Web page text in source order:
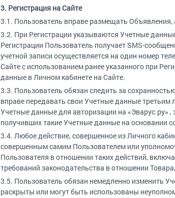
3. Регистрация на Сайте
3.1. Пользователь вправе размещать
3.2. При Регистрации указываются Учетные
Регистрации Пользователь получает SMS-
учетной записи осуществляется на один номер
Сайте с использованием ранее указанного при
данные в Личном кабинете на Сайте.
3.3. Пользователь обязан следить за
вправе передавать свои Учетные данные
Учетные данные для авторизации на «Эварус.ру»
получивших такие Учетные данные на основании
3.4. Любое действие, совершенное из Личного
совершенным самим Пользователем или
Пользователя в отношении таких действий,
требований законодательства в отношении
3.5. Пользователь обязан немедленно изменить
раскрыты или могут быть использованы